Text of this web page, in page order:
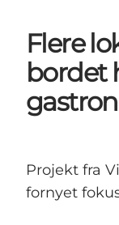
Kultur
Planlæg
Flere
bordet
Projekt fra
fornyet